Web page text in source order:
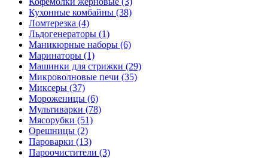
Кухонные комбайны (38)
Ломтерезка (4)
Льдогенераторы (1)
Маникюрные наборы (6)
Маринаторы (1)
Машинки для стрижки (29)
Микроволновые печи (35)
Миксеры (37)
Мороженицы (6)
Мультиварки (78)
Мясорубки (51)
Орешницы (2)
Пароварки (13)
Пароочистители (3)